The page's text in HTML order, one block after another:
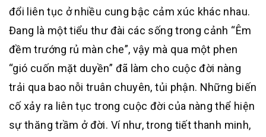
đổi liên tục ở nhiều cung bậc cảm xúc khác nhau.
Đang là một tiểu thư đài các sống trong cảnh “Êm
đềm trướng rủ màn che”, vậy mà qua một phen
“gió cuốn mặt duyền” đã làm cho cuộc đời nàng
trải qua bao nỗi truân chuyên, tủi phận. Những biến
cố xảy ra liên tục trong cuộc đời của nàng thể hiện
sự thăng trầm ở đời. Ví như, trong tiết thanh minh,